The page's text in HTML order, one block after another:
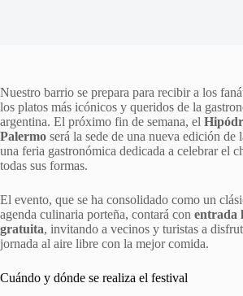
Nuestro barrio se prepara para recibir a los
los platos más icónicos y queridos de la
argentina. El próximo fin de semana, el
Palermo será la sede de una nueva edición de
una feria gastronómica dedicada a celebrar el
todas sus formas.
El evento, que se ha consolidado como un
agenda culinaria porteña, contará con entrada
gratuita, invitando a vecinos y turistas a
jornada al aire libre con la mejor comida.
Cuándo y dónde se realiza el festival